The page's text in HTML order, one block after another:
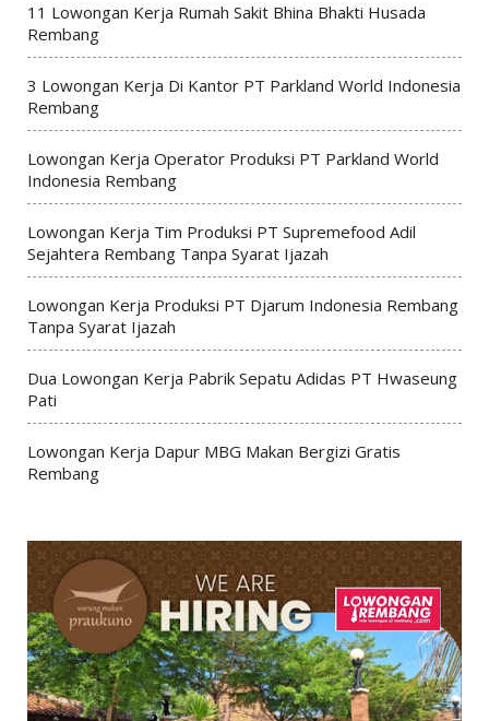
11 Lowongan Kerja Rumah Sakit Bhina Bhakti Husada
Rembang
3 Lowongan Kerja Di Kantor PT Parkland World Indonesia
Rembang
Lowongan Kerja Operator Produksi PT Parkland World
Indonesia Rembang
Lowongan Kerja Tim Produksi PT Supremefood Adil
Sejahtera Rembang Tanpa Syarat Ijazah
Lowongan Kerja Produksi PT Djarum Indonesia Rembang
Tanpa Syarat Ijazah
Dua Lowongan Kerja Pabrik Sepatu Adidas PT Hwaseung
Pati
Lowongan Kerja Dapur MBG Makan Bergizi Gratis
Rembang